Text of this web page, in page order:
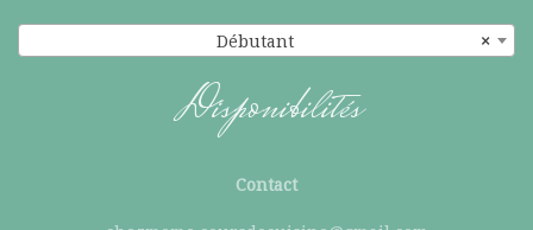
×
Débutant
Disponibilités
Contact